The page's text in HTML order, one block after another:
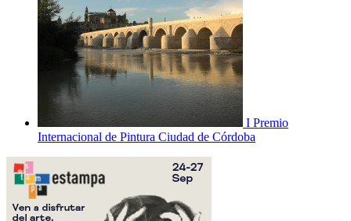
I Premio
Internacional de Pintura Ciudad de Córdoba